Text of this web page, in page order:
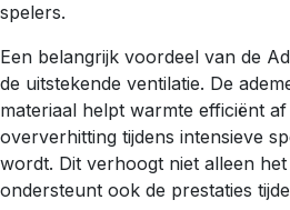
spelers.
Een belangrijk voordeel van de
de uitstekende ventilatie. De
materiaal helpt warmte efficiënt
oververhitting tijdens intensieve
wordt. Dit verhoogt niet alleen
ondersteunt ook de prestaties